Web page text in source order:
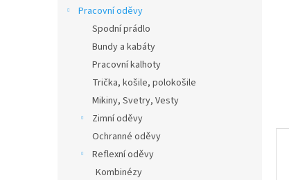
Pracovní oděvy
Spodní prádlo
Bundy a kabáty
Pracovní kalhoty
Trička, košile, polokošile
Mikiny, Svetry, Vesty
Zimní oděvy
Ochranné oděvy
Reflexní oděvy
Kombinézy